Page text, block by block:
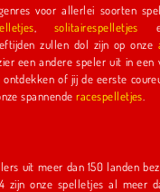
voor allerlei soorten
solitairespelletjes
Fashionista's van alle leeftijden zullen dol zijn op onze
of jij de eerste coureur
eindstreep te komen in onze spannenderacespelletjes
uit meer dan 150 landen
zijn onze spelletjes al meer